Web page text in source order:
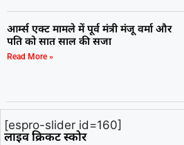
आर्म्स एक्ट मामले में पूर्व मंत्री मंजू वर्मा और
पति को सात साल की सजा
Read More »
[espro-slider id=160]
लाइव क्रिकट स्कोर